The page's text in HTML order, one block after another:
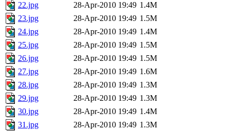
22.jpg
28-Apr-2010 19:49 1.4M
23.jpg
28-Apr-2010 19:49 1.5M
24.jpg
28-Apr-2010 19:49 1.4M
25.jpg
28-Apr-2010 19:49 1.5M
26.jpg
28-Apr-2010 19:49 1.5M
27.jpg
28-Apr-2010 19:49 1.6M
28.jpg
28-Apr-2010 19:49 1.3M
29.jpg
28-Apr-2010 19:49 1.3M
30.jpg
28-Apr-2010 19:49 1.4M
31.jpg
28-Apr-2010 19:49 1.3M